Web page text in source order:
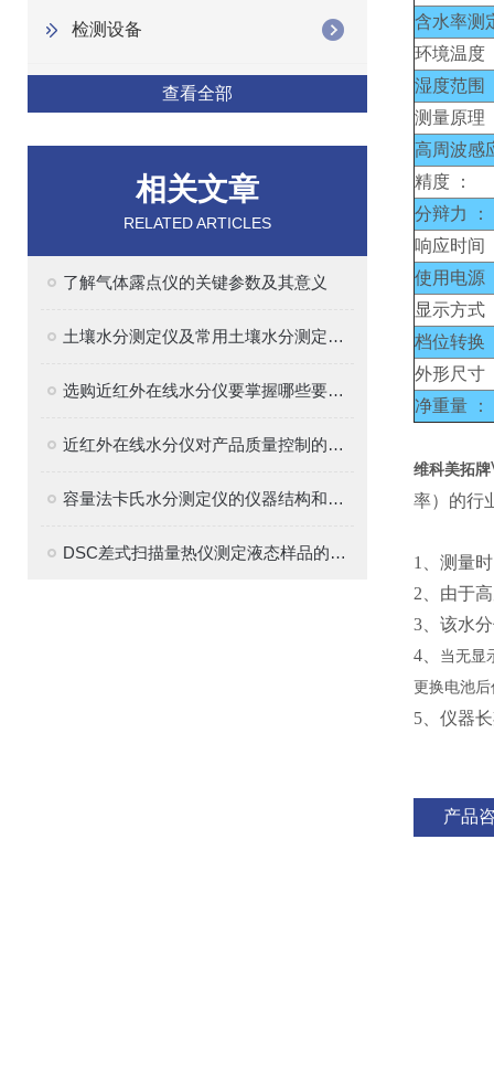
检测设备
查看全部
相关文章
RELATED ARTICLES
了解气体露点仪的关键参数及其意义
土壤水分测定仪及常用土壤水分测定方法介绍
选购近红外在线水分仪要掌握哪些要点？
近红外在线水分仪对产品质量控制的意义？
容量法卡氏水分测定仪的仪器结构和原理解析
DSC差式扫描量热仪测定液态样品的热性能
含水率测
环境温度
湿度范围
测量原理
高周波感
精度 ：
分辩力 ：
响应时间
使用电源
显示方式
档位转换
外形尺寸
净重量 ：
维科美拓牌
率）的行
1、 测量
2、 由于
3、 该水
4、
当无显
更换电池
5、仪器
产品